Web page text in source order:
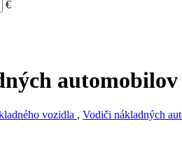
€
vozidla , Vodiči nákladných